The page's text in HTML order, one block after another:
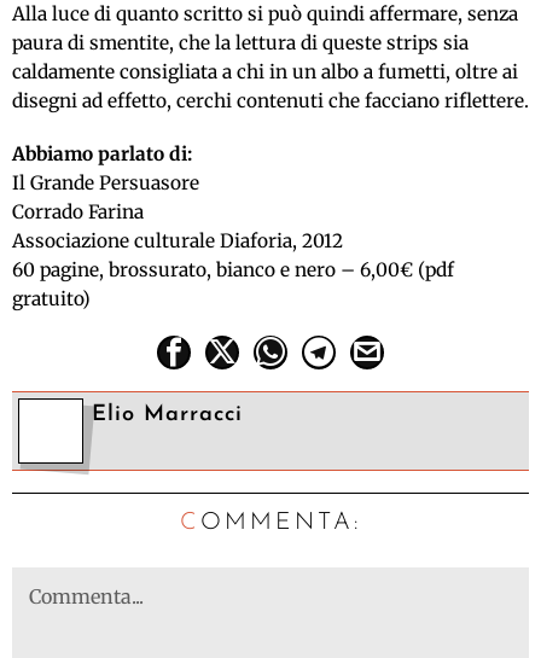
Alla luce di quanto scritto si può quindi affermare, senza
paura di smentite, che la lettura di queste strips sia
caldamente consigliata a chi in un albo a fumetti, oltre ai
disegni ad effetto, cerchi contenuti che facciano riflettere.
Abbiamo parlato di:
Il Grande Persuasore
Corrado Farina
Associazione culturale Diaforia, 2012
60 pagine, brossurato, bianco e nero – 6,00€ (pdf
gratuito)
Elio Marracci
C OMMENTA: